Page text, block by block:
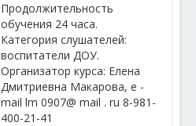
Продолжительность
обучения 24 часа.
Категория слушателей:
воспитатели ДОУ.
Организатор курса: Елена
Дмитриевна Макарова, e -
mail lm 0907@ mail . ru 8-981-
400-21-41